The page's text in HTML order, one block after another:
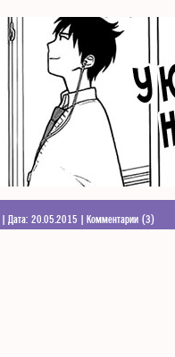
Дата: 20.05.2015 Комментарии (3)